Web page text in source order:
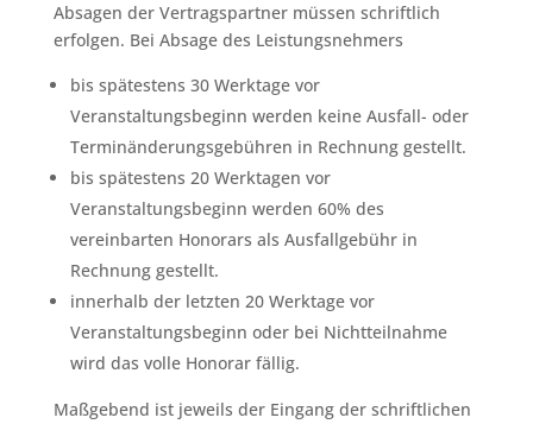
Absagen der Vertragspartner müssen schriftlich
erfolgen. Bei Absage des Leistungsnehmers
bis spätestens 30 Werktage vor
Veranstaltungsbeginn werden keine Ausfall- oder
Terminänderungsgebühren in Rechnung gestellt.
bis spätestens 20 Werktagen vor
Veranstaltungsbeginn werden 60% des
vereinbarten Honorars als Ausfallgebühr in
Rechnung gestellt.
innerhalb der letzten 20 Werktage vor
Veranstaltungsbeginn oder bei Nichtteilnahme
wird das volle Honorar fällig.
Maßgebend ist jeweils der Eingang der schriftlichen